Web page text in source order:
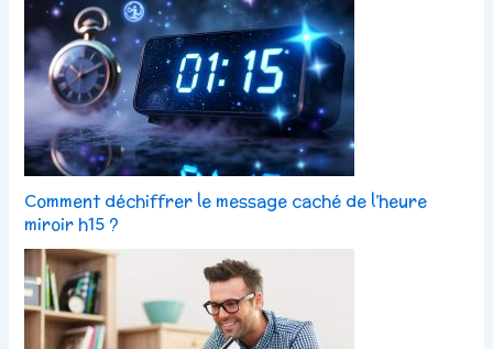
Comment déchiffrer le message caché de l’heure
miroir h15 ?